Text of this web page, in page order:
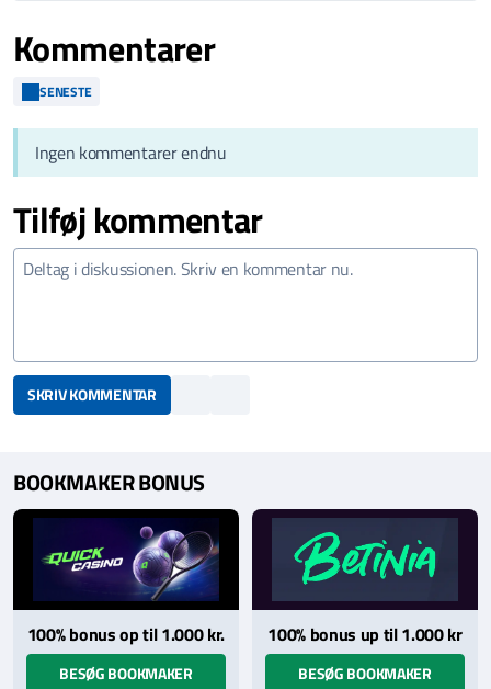
Kommentarer
SENESTE
Ingen kommentarer endnu
Tilføj kommentar
SKRIV KOMMENTAR
BOOKMAKER BONUS
100% bonus op til 1.000 kr.
BESØG BOOKMAKER
100% bonus up til 1.000 kr
BESØG BOOKMAKER